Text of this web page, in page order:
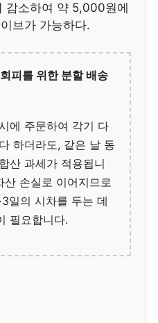
감소하여 약 5,000원에
브가 가능하다.
피를 위한 분할 배송
에 주문하여 각기 다
하더라도, 같은 날 동
산 과세가 적용됩니
손실로 이어지므로
일의 시차를 두는 데
필요합니다.